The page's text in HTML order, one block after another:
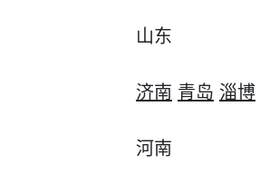
山东
济南 青岛 淄博
河南